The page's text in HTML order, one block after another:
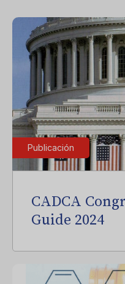
Publicación
CADCA
Guide 2024